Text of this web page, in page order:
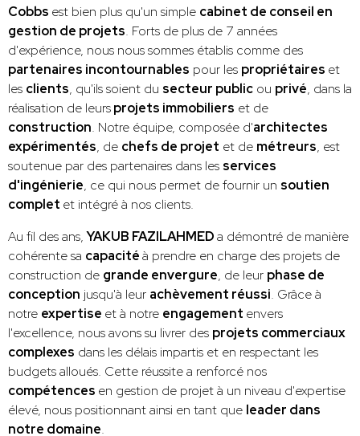
Cobbs est bien plus qu'un simple cabinet de conseil en
gestion de projets. Forts de plus de 7 années
d'expérience, nous nous sommes établis comme des
partenaires incontournables pour les propriétaires et
les clients, qu'ils soient du secteur public ou privé, dans la
réalisation de leursprojets immobiliers et de
construction. Notre équipe, composée d'architectes
expérimentés, de chefs de projet et de métreurs, est
soutenue par des partenaires dans les services
d'ingénierie, ce qui nous permet de fournir un soutien
complet et intégré à nos clients.
Au fil des ans,YAKUB FAZILAHMEDa démontré de manière
cohérente sa capacitéà prendre en charge des projets de
construction de grande envergure, de leur phase de
conception jusqu'à leur achèvement réussi. Grâce à
notre expertise et à notre engagement envers
l'excellence, nous avons su livrer des projets commerciaux
complexes dans les délais impartis et en respectant les
budgets alloués. Cette réussite a renforcé nos
compétences en gestion de projet à un niveau d'expertise
élevé, nous positionnant ainsi en tant que leader dans
notre domaine.